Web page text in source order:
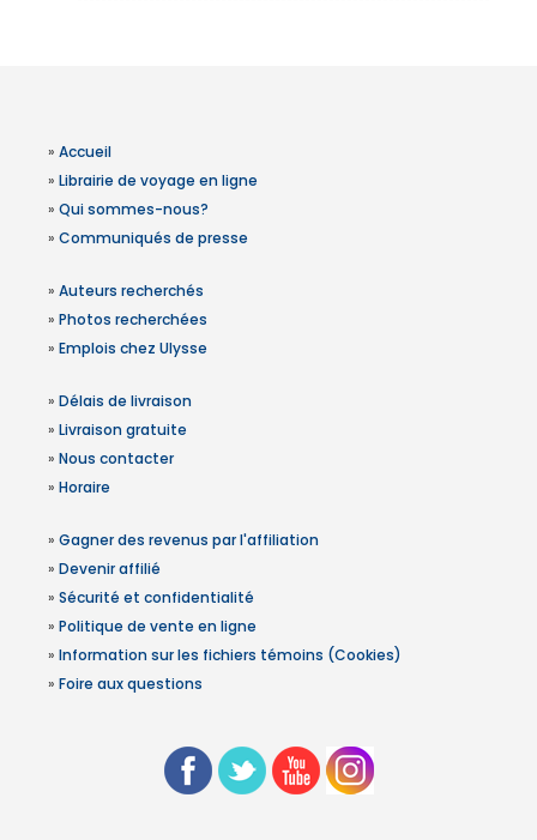
» Accueil
» Librairie de voyage en ligne
» Qui sommes-nous?
» Communiqués de presse
» Auteurs recherchés
» Photos recherchées
» Emplois chez Ulysse
» Délais de livraison
» Livraison gratuite
» Nous contacter
» Horaire
» Gagner des revenus par l'affiliation
» Devenir affilié
» Sécurité et confidentialité
» Politique de vente en ligne
» Information sur les fichiers témoins (Cookies)
» Foire aux questions